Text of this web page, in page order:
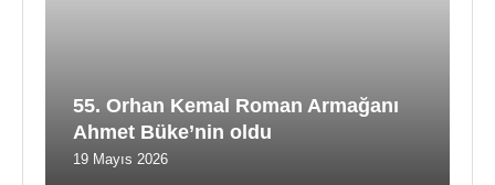
55. Orhan Kemal Roman Armağanı
Ahmet Büke’nin oldu
19 Mayıs 2026